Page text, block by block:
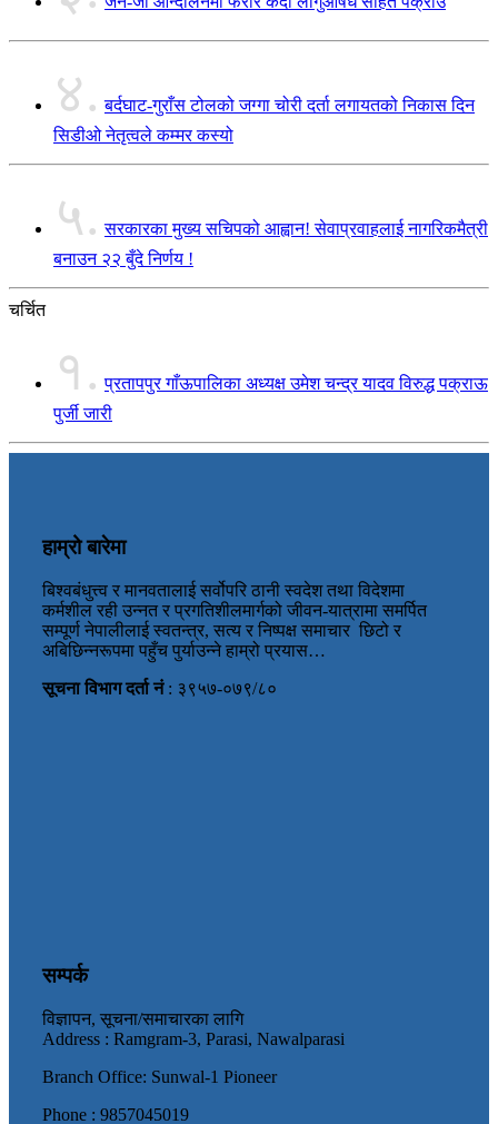
४. बर्दघाट-गुराँस टोलको जग्गा चोरी दर्ता लगायतको निकास दिन
सिडीओ नेतृत्वले कम्मर कस्यो
५. सरकारका मुख्य सचिपको आह्वान! सेवाप्रवाहलाई नागरिकमैत्री
बनाउन २२ बुँदे निर्णय !
चर्चित
१. प्रतापपुर गाँऊपालिका अध्यक्ष उमेश चन्द्र यादव विरुद्ध पक्राऊ
पुर्जी जारी
हाम्रो बारेमा
बिश्वबंधुत्त्व र मानवतालाई सर्वोपरि ठानी स्वदेश तथा विदेशमा
कर्मशील रही उन्नत र प्रगतिशीलमार्गको जीवन-यात्रामा समर्पित
सम्पूर्ण नेपालीलाई स्वतन्त्र, सत्य र निष्पक्ष समाचार छिटो र
अबिछिन्नरूपमा पहुँच पुर्याउन्ने हाम्रो प्रयास…
सूचना विभाग दर्ता नं: ३९५७-०७९/८०
सम्पर्क
विज्ञापन, सूचना/समाचारका लागि
Address : Ramgram-3, Parasi, Nawalparasi
Branch Office: Sunwal-1 Pioneer
Phone : 9857045019